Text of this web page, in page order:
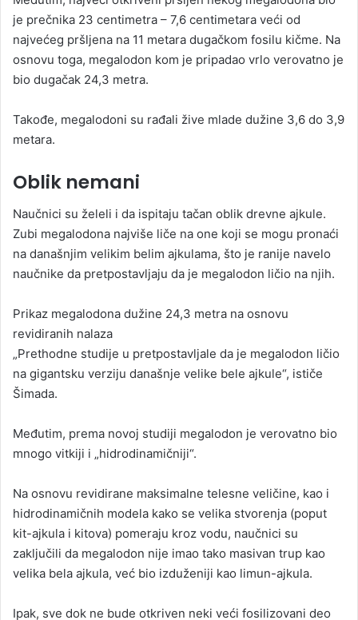
je prečnika 23 centimetra – 7,6 centimetara veći od
najvećeg pršljena na 11 metara dugačkom fosilu kičme. Na
osnovu toga, megalodon kom je pripadao vrlo verovatno je
bio dugačak 24,3 metra.
Takođe, megalodoni su rađali žive mlade dužine 3,6 do 3,9
metara.
Oblik nemani
Naučnici su želeli i da ispitaju tačan oblik drevne ajkule.
Zubi megalodona najviše liče na one koji se mogu pronaći
na današnjim velikim belim ajkulama, što je ranije navelo
naučnike da pretpostavljaju da je megalodon ličio na njih.
Prikaz megalodona dužine 24,3 metra na osnovu
revidiranih nalaza
„Prethodne studije u pretpostavljale da je megalodon ličio
na gigantsku verziju današnje velike bele ajkule“, ističe
Šimada.
Međutim, prema novoj studiji megalodon je verovatno bio
mnogo vitkiji i „hidrodinamičniji“.
Na osnovu revidirane maksimalne telesne veličine, kao i
hidrodinamičnih modela kako se velika stvorenja (poput
kit-ajkula i kitova) pomeraju kroz vodu, naučnici su
zaključili da megalodon nije imao tako masivan trup kao
velika bela ajkula, već bio izduženiji kao limun-ajkula.
Ipak, sve dok ne bude otkriven neki veći fosilizovani deo